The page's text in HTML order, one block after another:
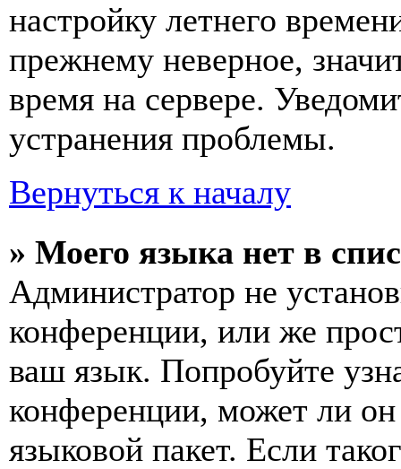
настройку летнего
прежнему неверное,
время на сервере.
устранения проблемы.
Вернуться к началу
» Моего языка нет в
Администратор не
конференции, или же
ваш язык. Попробуйте
конференции, может ли
языковой пакет. Если